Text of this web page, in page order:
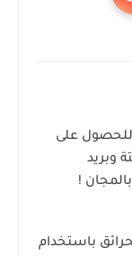
للحصول على
وبريد
!
باستخدام